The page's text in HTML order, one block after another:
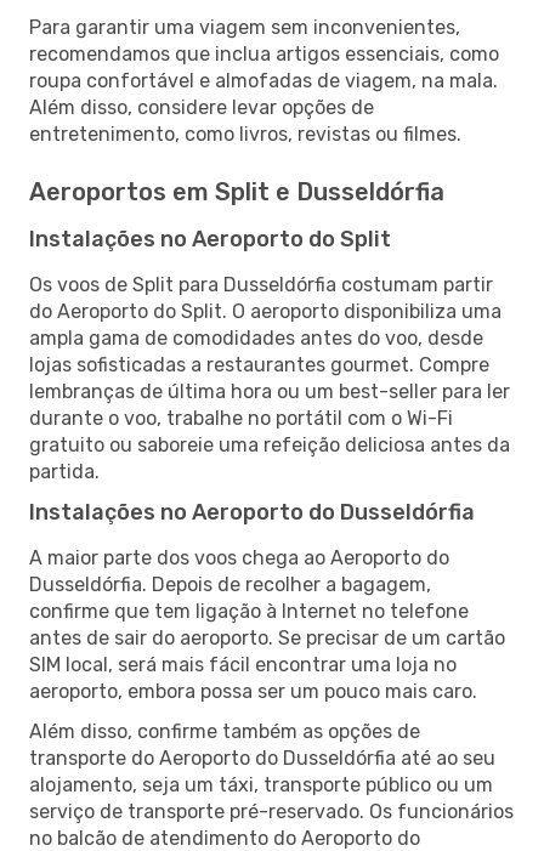
Para garantir uma viagem sem inconvenientes,
recomendamos que inclua artigos essenciais, como
roupa confortável e almofadas de viagem, na mala.
Além disso, considere levar opções de
entretenimento, como livros, revistas ou filmes.
Aeroportos em Split e Dusseldórfia
Instalações no Aeroporto do Split
Os voos de Split para Dusseldórfia costumam partir
do Aeroporto do Split. O aeroporto disponibiliza uma
ampla gama de comodidades antes do voo, desde
lojas sofisticadas a restaurantes gourmet. Compre
lembranças de última hora ou um best-seller para ler
durante o voo, trabalhe no portátil com o Wi-Fi
gratuito ou saboreie uma refeição deliciosa antes da
partida.
Instalações no Aeroporto do Dusseldórfia
A maior parte dos voos chega ao Aeroporto do
Dusseldórfia. Depois de recolher a bagagem,
confirme que tem ligação à Internet no telefone
antes de sair do aeroporto. Se precisar de um cartão
SIM local, será mais fácil encontrar uma loja no
aeroporto, embora possa ser um pouco mais caro.
Além disso, confirme também as opções de
transporte do Aeroporto do Dusseldórfia até ao seu
alojamento, seja um táxi, transporte público ou um
serviço de transporte pré-reservado. Os funcionários
no balcão de atendimento do Aeroporto do